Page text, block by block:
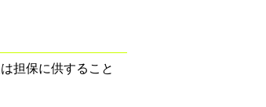
担保に供すること